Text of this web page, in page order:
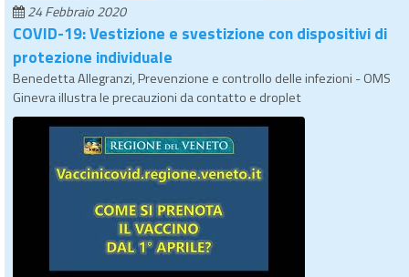
24 Febbraio 2020
COVID-19: Vestizione e svestizione con dispositivi di
protezione individuale
Benedetta Allegranzi, Prevenzione e controllo delle infezioni - OMS
Ginevra illustra le precauzioni da contatto e droplet